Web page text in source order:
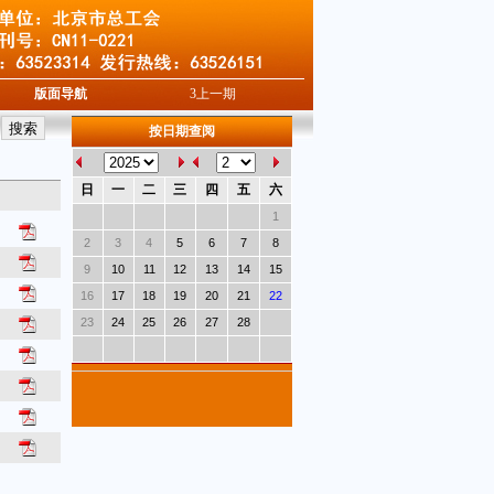
版面导航 3上一期
按日期查阅
日 一 二 三 四 五 六
1
2
3 4 5 6 7
8
9
10 11 12 13 14
15
16
17 18 19 20 21
22
23
24 25 26 27 28